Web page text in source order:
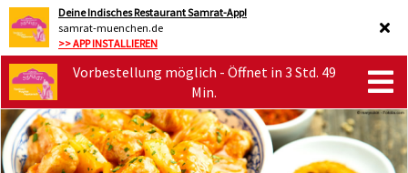
Deine Indisches Restaurant Samrat-App!
samrat-muenchen.de
>> APP INSTALLIEREN
Vorbestellung möglich - Öffnet in 3 Std. 49
Min.